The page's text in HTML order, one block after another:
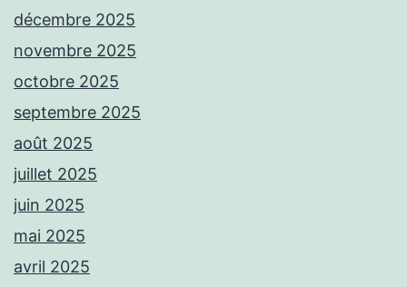
décembre 2025
novembre 2025
octobre 2025
septembre 2025
août 2025
juillet 2025
juin 2025
mai 2025
avril 2025